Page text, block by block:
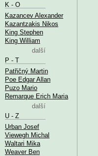
K - O
Kazancev Alexander
Kazantzakis Nikos
King Stephen
King William
další
P - T
Patřičný Martin
Poe Edgar Allan
Puzo Mario
Remarque Erich Maria
další
U - Z
Urban Josef
Viewegh Michal
Waltari Mika
Weaver Ben